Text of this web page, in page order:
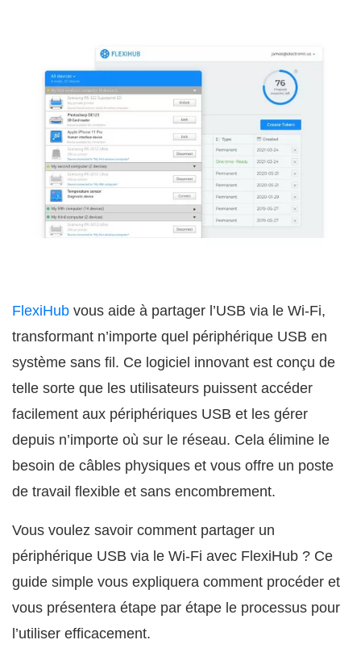
FlexiHub vous aide à partager l’USB via le Wi-Fi,
transformant n’importe quel périphérique USB en
système sans fil. Ce logiciel innovant est conçu de
telle sorte que les utilisateurs puissent accéder
facilement aux périphériques USB et les gérer
depuis n’importe où sur le réseau. Cela élimine le
besoin de câbles physiques et vous offre un poste
de travail flexible et sans encombrement.
Vous voulez savoir comment partager un
périphérique USB via le Wi-Fi avec FlexiHub ? Ce
guide simple vous expliquera comment procéder et
vous présentera étape par étape le processus pour
l’utiliser efficacement.